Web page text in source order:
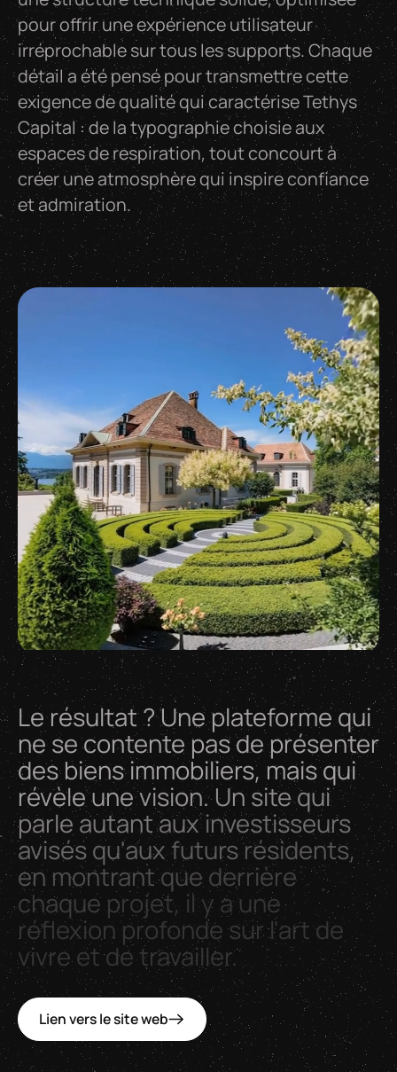
pour offrir une expérience utilisateur
irréprochable sur tous les supports. Chaque
détail a été pensé pour transmettre cette
exigence de qualité qui caractérise Tethys
Capital : de la typographie choisie aux
espaces de respiration, tout concourt à
créer une atmosphère qui inspire confiance
et admiration.
Le résultat ?Uneplateforme qui
ne secontentepasdeprésenter
des biens immobiliers, maisqui
révèleunevision. Un sitequi
parle autantauxinvestisseurs
avisésqu'auxfutursrésidents,
en montrant quederrière
chaqueprojet, ily aune
réflexionprofondesurl'artde
vivre et detravailler.
Lien vers le site web